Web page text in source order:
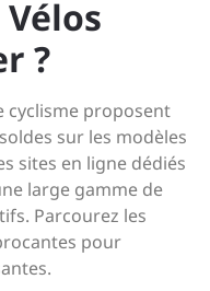
?
cyclisme proposent
sur les modèles
sites en ligne dédiés
large gamme de
Parcourez les
pour